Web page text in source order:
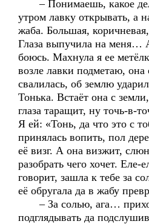
– Понимаешь, какое
утром лавку открывать, а
жаба. Большая,
Глаза выпучила на меня…
боюсь. Махнула я ее
возле лавки подметаю, она
свалилась, об землю
Тонька. Встаёт она с
глаза таращит, ну точь-в-
Я ей: «Тонь, да что это с
принялась вопить, пол
её визг. А она визжит,
разобрать чего хочет. Еле-
говорит, зашла к тебе за
её обругала да в жабу
– За солью, ага…
подглядывать да